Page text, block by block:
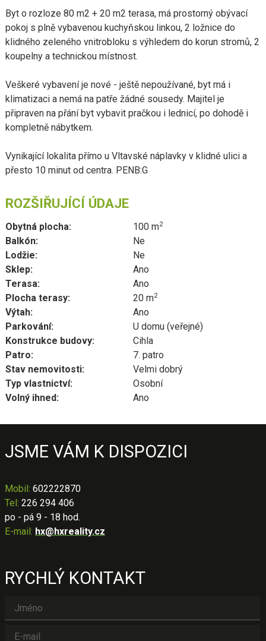
Byt o rozloze 80 m2 + 20 m2 terasa, má prostorný obývací
pokoj s plně vybavenou kuchyňskou linkou, 2 ložnice do
klidného zeleného vnitrobloku s výhledem do korun stromů, 2
koupelny a technickou místnost.
Veškeré vybavení je nové - ještě nepoužívané, byt má i
klimatizaci a nemá na patře žádné sousedy. Majitel je
připraven na přání byt vybavit pračkou i lednicí, po dohodě i
kompletně nábytkem.
Vynikající lokalita přímo u Vltavské náplavky v klidné ulici a
přesto 10 minut od centra. PENB:G
ROZŠIŘUJÍCÍ ÚDAJE
Obytná plocha: 100 m2
Balkón:
Ne
Lodžie:
Ne
Sklep:
Ano
Terasa:
Ano
Plocha terasy:
20 m2
Výtah:
Ano
Parkování:
U domu (veřejné)
Konstrukce budovy:
Cihla
Patro:
7. patro
Stav nemovitosti:
Velmi dobrý
Typ vlastnictví:
Osobní
Volný ihned:
Ano
JSME VÁM K DISPOZICI
Mobil: 602222870
Tel: 226 294 406
po - pá 9 - 18 hod.
E-mail: hx@hxreality.cz
RYCHLÝ KONTAKT